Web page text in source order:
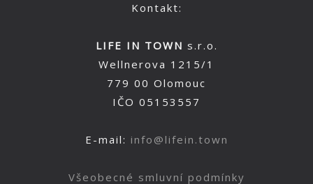
Kontakt:
LIFE IN TOWN s.r.o.
Wellnerova 1215/1
779 00 Olomouc
IČO 05153557
E-mail: info@lifein.town
Všeobecné smluvní podmínky